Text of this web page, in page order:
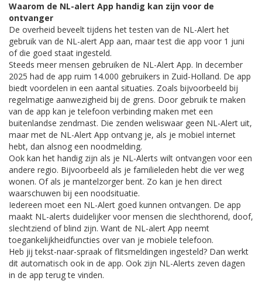
Waarom de NL-alert App handig kan zijn voor de
ontvanger
De overheid beveelt tijdens het testen van de NL-Alert het
gebruik van de NL-alert App aan, maar test die app voor 1 juni
of die goed staat ingesteld.
Steeds meer mensen gebruiken de NL-Alert App. In december
2025 had de app ruim 14.000 gebruikers in Zuid-Holland. De app
biedt voordelen in een aantal situaties. Zoals bijvoorbeeld bij
regelmatige aanwezigheid bij de grens. Door gebruik te maken
van de app kan je telefoon verbinding maken met een
buitenlandse zendmast. Die zenden weliswaar geen NL-Alert uit,
maar met de NL-Alert App ontvang je, als je mobiel internet
hebt, dan alsnog een noodmelding.
Ook kan het handig zijn als je NL-Alerts wilt ontvangen voor een
andere regio. Bijvoorbeeld als je familieleden hebt die ver weg
wonen. Of als je mantelzorger bent. Zo kan je hen direct
waarschuwen bij een noodsituatie.
Iedereen moet een NL-Alert goed kunnen ontvangen. De app
maakt NL-alerts duidelijker voor mensen die slechthorend, doof,
slechtziend of blind zijn. Want de NL-alert App neemt
toegankelijkheidfuncties over van je mobiele telefoon.
Heb jij tekst-naar-spraak of flitsmeldingen ingesteld? Dan werkt
dit automatisch ook in de app. Ook zijn NL-Alerts zeven dagen
in de app terug te vinden.